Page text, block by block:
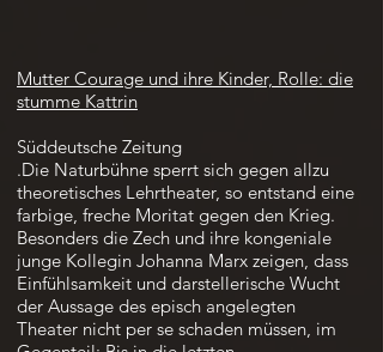
Mutter Courage und ihre Kinder, Rolle: die
stumme Kattrin
Süddeutsche Zeitung
.Die Naturbühne sperrt sich gegen allzu
theoretisches Lehrtheater, so entstand eine
farbige, freche Moritat gegen den Krieg.
Besonders die Zech und ihre kongeniale
junge Kollegin Johanna Marx zeigen, dass
Einfühlsamkeit und darstellerische Wucht
der Aussage des episch angelegten
Theater nicht per se schaden müssen, im